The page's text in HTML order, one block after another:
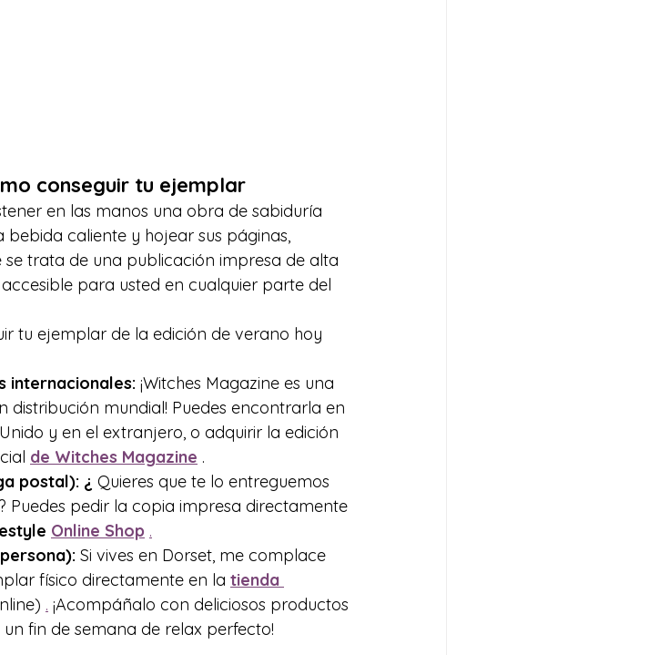
conseguir tu ejemplar
en las manos una obra de sabiduría
caliente y hojear sus páginas,
trata de una publicación impresa de alta
para usted en cualquier parte del
tu ejemplar de la edición de verano hoy
internacionales: ¡Witches Magazine es una
mundial! Puedes encontrarla en
y en el extranjero, o adquirir la edición
de Witches Magazine .
postal): ¿ Quieres que te lo entreguemos
Puedes pedir la copia impresa directamente
Online Shop .
Si vives en Dorset, me complace
físico directamente en la tienda
. ¡Acompáñalo con deliciosos productos
fin de semana de relax perfecto!